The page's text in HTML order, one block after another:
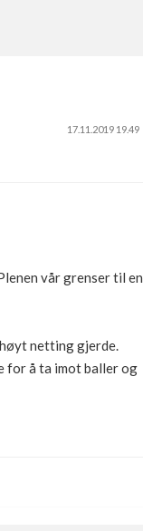
17.11.2019 19.49
vår grenser til en
netting gjerde.
for å ta imot baller og